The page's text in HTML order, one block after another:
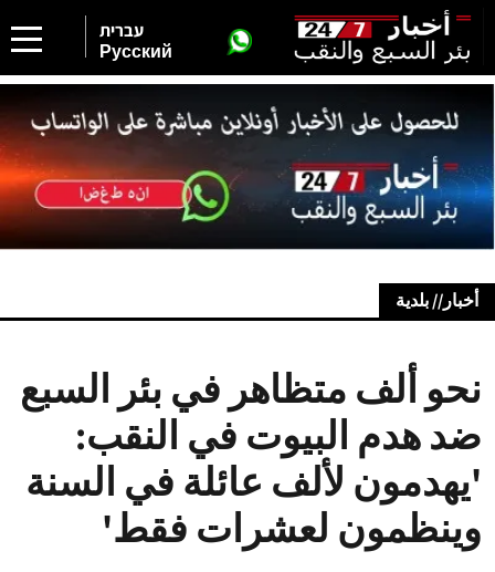
עברית
Русский
أخبار// بلدية
نحو ألف متظاهر في بئر السبع
ضد هدم البيوت في النقب:
'يهدمون لألف عائلة في السنة
وينظمون لعشرات فقط'